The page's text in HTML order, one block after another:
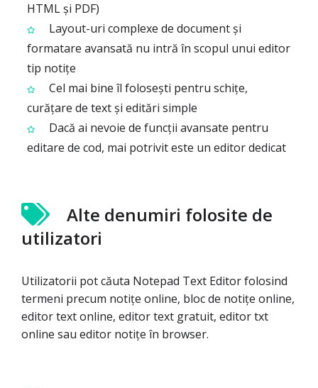
HTML și PDF)
Layout-uri complexe de document și
formatare avansată nu intră în scopul unui editor
tip notițe
Cel mai bine îl folosești pentru schițe,
curățare de text și editări simple
Dacă ai nevoie de funcții avansate pentru
editare de cod, mai potrivit este un editor dedicat
Alte denumiri folosite de
utilizatori
Utilizatorii pot căuta Notepad Text Editor folosind
termeni precum notițe online, bloc de notițe online,
editor text online, editor text gratuit, editor txt
online sau editor notițe în browser.